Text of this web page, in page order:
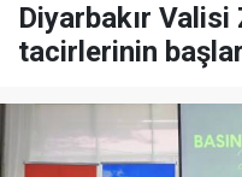
Diyarbakır
tacirlerinin